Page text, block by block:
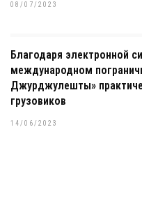
08/07/2023
Благодаря электронной
международном
Джурджулешты»
грузовиков
14/06/2023